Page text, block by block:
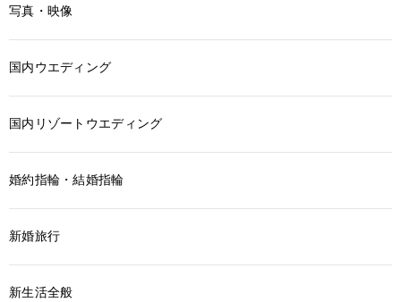
写真・映像
国内ウエディング
国内リゾートウエディング
婚約指輪・結婚指輪
新婚旅行
新生活全般